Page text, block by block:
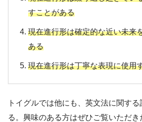
すことがある
現在進行形は確定的な近い未来
ある
現在進行形は丁寧な表現に使用
トイグルでは他にも、英文法に関す
る。興味のある方はぜひご覧いただき